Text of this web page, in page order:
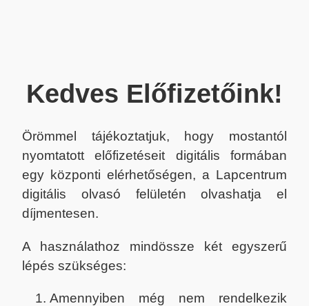
Kedves Előfizetőink!
Örömmel tájékoztatjuk, hogy mostantól
nyomtatott előfizetéseit digitális formában
egy központi elérhetőségen, a Lapcentrum
digitális olvasó felületén olvashatja el
díjmentesen.
A használathoz mindössze két egyszerű
lépés szükséges:
Amennyiben még nem rendelkezik